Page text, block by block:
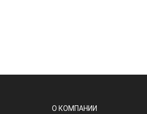
О КОМПАНИИ